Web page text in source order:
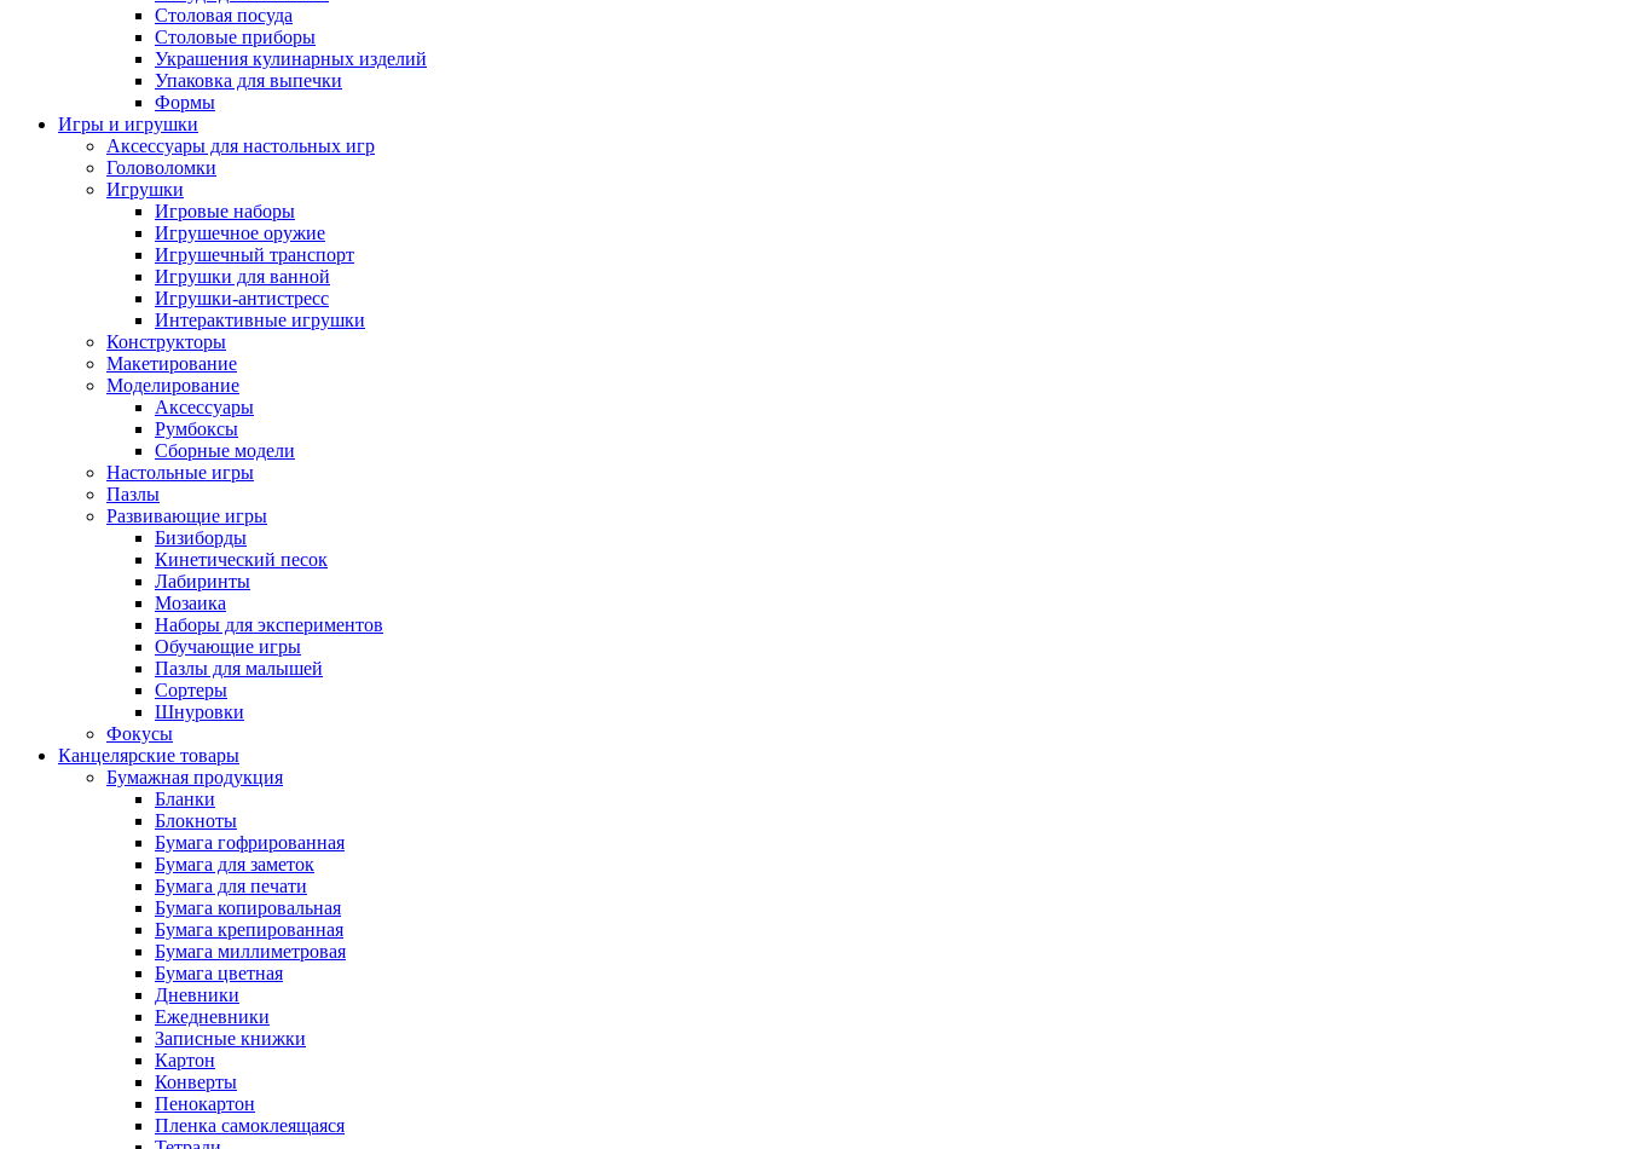
Столовая посуда
Столовые приборы
Украшения кулинарных изделий
Упаковка для выпечки
Формы
Игры и игрушки
Аксессуары для настольных игр
Головоломки
Игрушки
Игровые наборы
Игрушечное оружие
Игрушечный транспорт
Игрушки для ванной
Игрушки-антистресс
Интерактивные игрушки
Конструкторы
Макетирование
Моделирование
Аксессуары
Румбоксы
Сборные модели
Настольные игры
Пазлы
Развивающие игры
Бизиборды
Кинетический песок
Лабиринты
Мозаика
Наборы для экспериментов
Обучающие игры
Пазлы для малышей
Сортеры
Шнуровки
Фокусы
Канцелярские товары
Бумажная продукция
Бланки
Блокноты
Бумага гофрированная
Бумага для заметок
Бумага для печати
Бумага копировальная
Бумага крепированная
Бумага миллиметровая
Бумага цветная
Дневники
Ежедневники
Записные книжки
Картон
Конверты
Пенокартон
Пленка самоклеящаяся